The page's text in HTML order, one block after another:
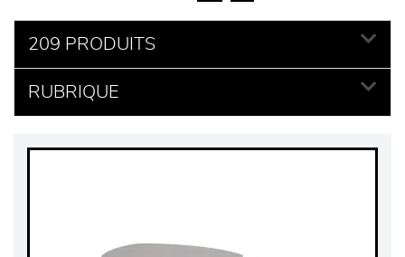
literie
décoration
209 PRODUITS
RUBRIQUE